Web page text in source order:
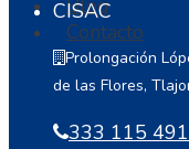
Blog
Contacto
CISAC
Prolongación
de las Flores,
333 115